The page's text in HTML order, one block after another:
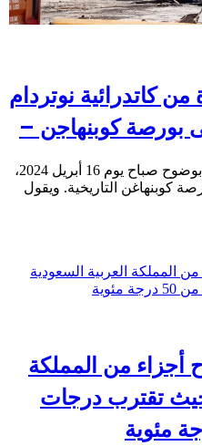
كاتدرائية نوتردام
بورصة كوبنهاجن –
يتذكر لارس دوجارد جيبسن بوضوح صباح يوم 16 أبريل 2024،
كوبنهاغن التاريخية. ويقول
أجزاء من المملكة
حيث تقترب درجات